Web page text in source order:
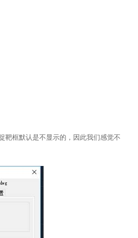
靶框默认是不显示的，因此我们感觉不